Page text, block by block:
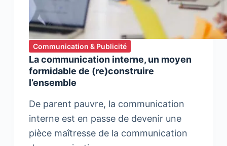
Communication & Publicité
La communication interne, un moyen
formidable de (re)construire
l’ensemble
De parent pauvre, la communication
interne est en passe de devenir une
pièce maîtresse de la communication